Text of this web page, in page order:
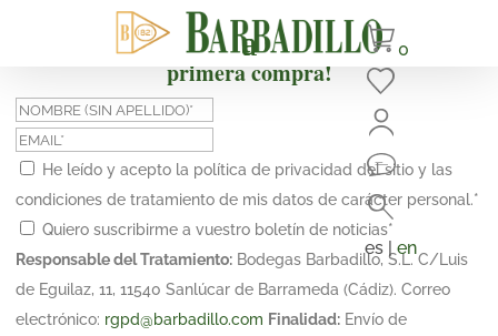
¡Suscríbete y obtén un 10% de descuento en tu
primera compra!
He leído y acepto la política de privacidad del sitio y las
condiciones de tratamiento de mis datos de carácter personal.*
Quiero suscribirme a vuestro boletín de noticias*
Responsable del Tratamiento: Bodegas Barbadillo, S.L. C/Luis
de Eguilaz, 11, 11540 Sanlúcar de Barrameda (Cádiz). Correo
electrónico: rgpd@barbadillo.com Finalidad: Envío de
0
es |en